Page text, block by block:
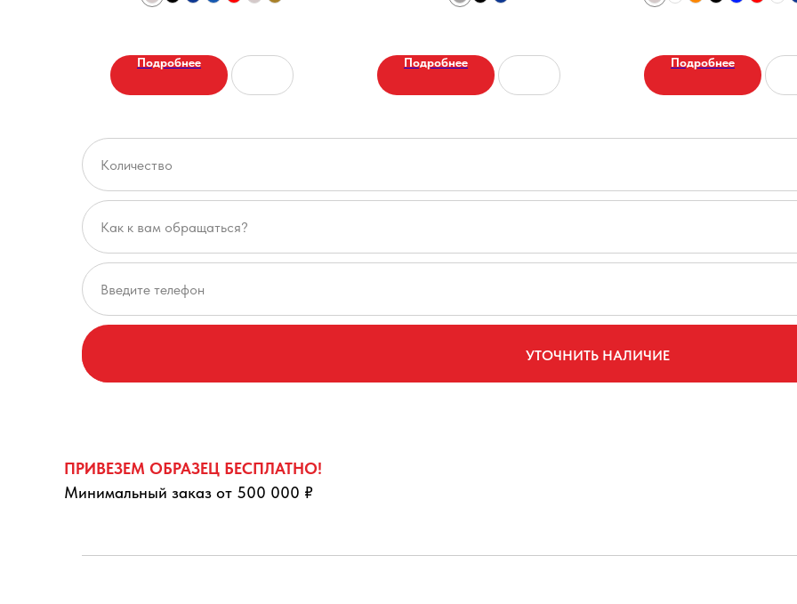
Подробнее Подробнее Подробнее
УТОЧНИТЬ НАЛИЧИЕ
ПРИВЕЗЕМ ОБРАЗЕЦ БЕСПЛАТНО!
Минимальный заказ от 500 000 ₽